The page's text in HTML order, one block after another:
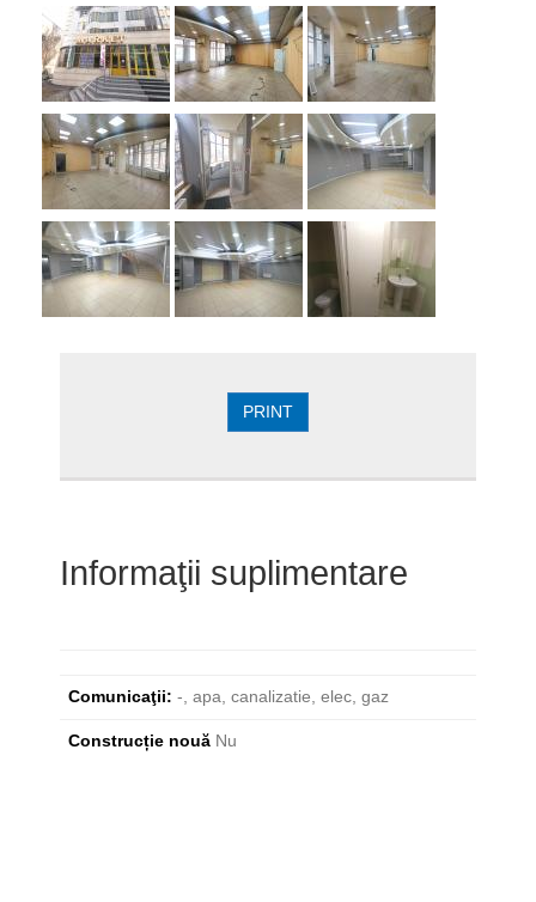
PRINT
Informaţii suplimentare
Comunicaţii: -, apa, canalizatie, elec, gaz
Construcție nouă Nu